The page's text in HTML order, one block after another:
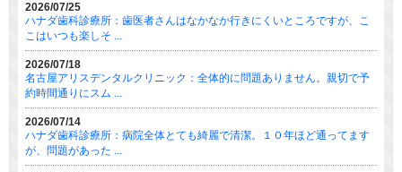
2026/07/25
ハナダ歯科診療所：歯医者さんはなかなか行きにくいところですが、こ
こはいつも楽しそ ...
2026/07/18
名古屋アリスデンタルクリニック：全体的に問題ありません。親切で予
約時間通りにスム ...
2026/07/14
ハナダ歯科診療所：病院全体とても綺麗で清潔。１０年ほど通ってます
が、問題があった ...